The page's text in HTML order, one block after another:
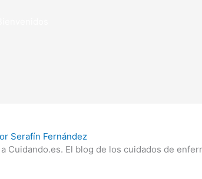
Serafín Fernández
Cuidando.es. El blog de los cuidados de